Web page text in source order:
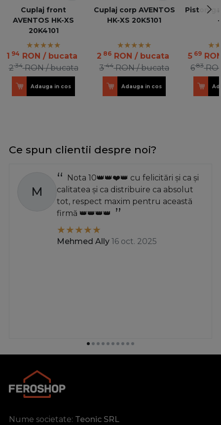
Cuplaj front
AVENTOS HK-XS
20K4101
1 94 RON / bucata
234 RON / bucata
Adauga in cos
Cuplaj corp AVENTOS
HK-XS 20K5101
2 86 RON / bucata
344 RON / bucata
Adauga in cos
Piston
5 69
683
Ce spun clientii despre noi?
M
Nota 10👑👑❤️👑 cu felicitări și ca și
calitatea și ca distribuire ca absolut
tot, respect maxim pentru această
firmă 👑👑👑👑
Mehmed Ally 16 oct. 2025
Nume societate: Teonic SRL